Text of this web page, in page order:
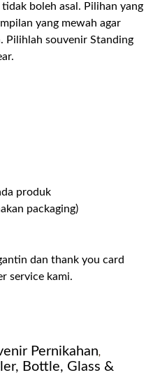
boleh asal. Pilihan yang
yang mewah agar
Pilihlah souvenir Standing
produk
packaging)
dan thank you card
service kami.
Pernikahan,
Bottle, Glass &